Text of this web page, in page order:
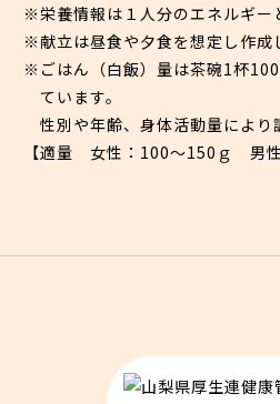
※栄養情報は１人分のエネルギー
※献立は昼食や夕食を想定し作成
※ごはん（白飯）量は茶碗1杯
ています。
性別や年齢、身体活動量により
【適量 女性：100〜150ｇ 男性